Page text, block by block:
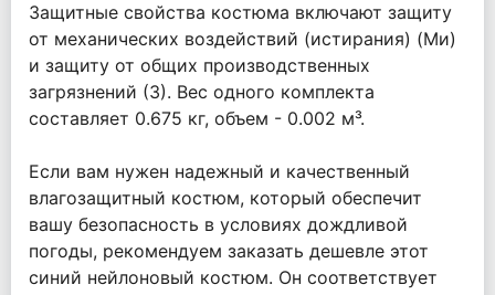
Защитные свойства костюма включают защиту
от механических воздействий (истирания) (Ми)
и защиту от общих производственных
загрязнений (З). Вес одного комплекта
составляет 0.675 кг, объем - 0.002 м³.
Если вам нужен надежный и качественный
влагозащитный костюм, который обеспечит
вашу безопасность в условиях дождливой
погоды, рекомендуем заказать дешевле этот
синий нейлоновый костюм. Он соответствует